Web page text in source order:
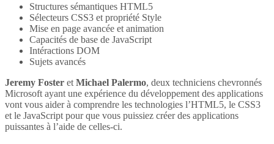
Structures sémantiques HTML5
Sélecteurs CSS3 et propriété Style
Mise en page avancée et animation
Capacités de base de JavaScript
Intéractions DOM
Sujets avancés
Jeremy Foster et Michael Palermo, deux techniciens chevronnés
Microsoft ayant une expérience du développement des applications
vont vous aider à comprendre les technologies l’HTML5, le CSS3
et le JavaScript pour que vous puissiez créer des applications
puissantes à l’aide de celles-ci.